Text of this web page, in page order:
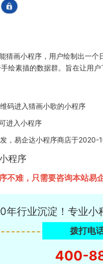
猜画小程序 ，用户绘制出一
绘素描的数据群。旨在让用户
码进入猜画小歌的小程序
进入小程序
，易企达小程序商店于2020-
程序
不难，只需要咨询本站易
年行业沉淀！专业
拨打电
400-